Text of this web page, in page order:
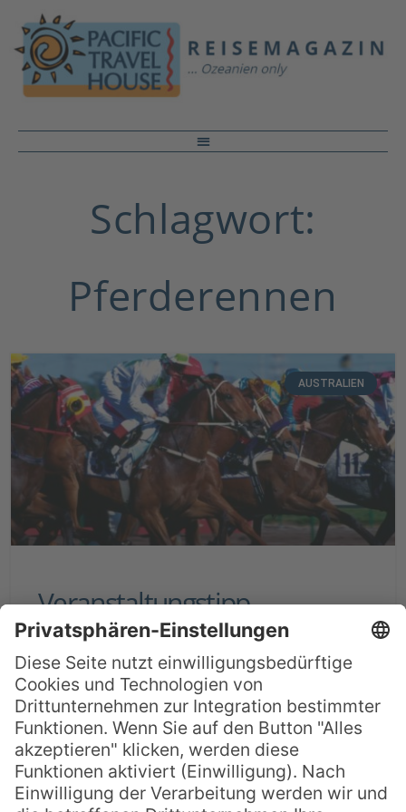
Schlagwort:
Pferderennen
AUSTRALIEN
Veranstaltungstipp
Australien: Melbourne Cup &
Cup Day
Es ist eines der höchstdotierten
Pferderennen der Welt und das wichtigste
gesellschaftliche Ereignis für den